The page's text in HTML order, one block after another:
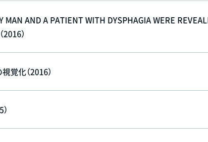
AND A PATIENT WITH DYSPHAGIA WERE
）
化（2016）